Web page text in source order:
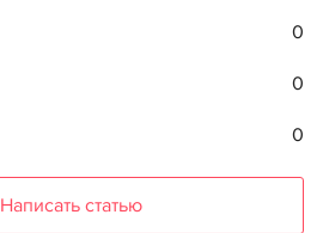
0
0
0
Написать статью